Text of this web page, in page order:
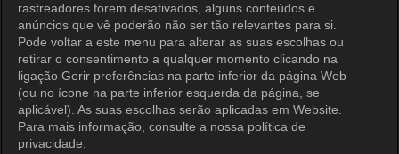
rastreadores forem desativados, alguns conteúdos e
anúncios que vê poderão não ser tão relevantes para si.
Pode voltar a este menu para alterar as suas escolhas ou
retirar o consentimento a qualquer momento clicando na
ligação Gerir preferências na parte inferior da página Web
(ou no ícone na parte inferior esquerda da página, se
aplicável). As suas escolhas serão aplicadas em Website.
Para mais informação, consulte a nossa política de
privacidade.